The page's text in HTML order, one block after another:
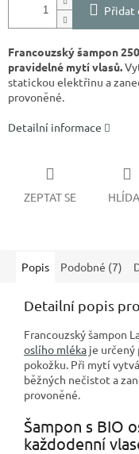
Přidat
Francouzský šampon
pravidelné mytí vlasů.
statickou elektřinu a
provoněné.
Detailní informace
ZEPTAT SE
Popis Podobné (7)
Detailní popis
Francouzský šampon
oslího mléka je určený
pokožku. Při mytí
běžných nečistot a
provoněné.
Šampon s BIO
každodenní